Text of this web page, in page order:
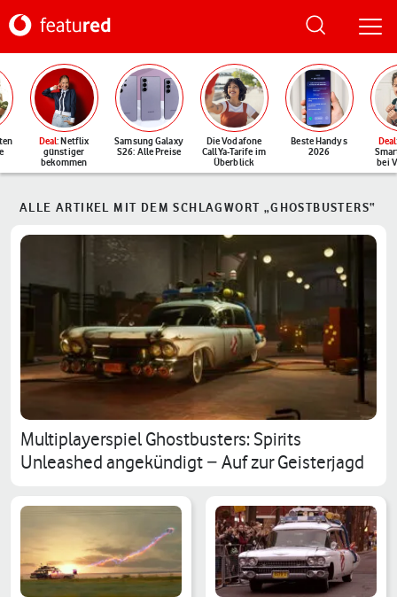
Deal: Netflix
günstiger
bekommen
Samsung Galaxy
S26: Alle Preise
Die Vodafone
CallYa-Tarife im
Überblick
Beste Handys
2026
Deal
bei
ALLE ARTIKEL MIT DEM SCHLAGWORT „GHOSTBUSTERS“
Multiplayerspiel Ghostbusters: Spirits
Unleashed angekündigt − Auf zur Geisterjagd